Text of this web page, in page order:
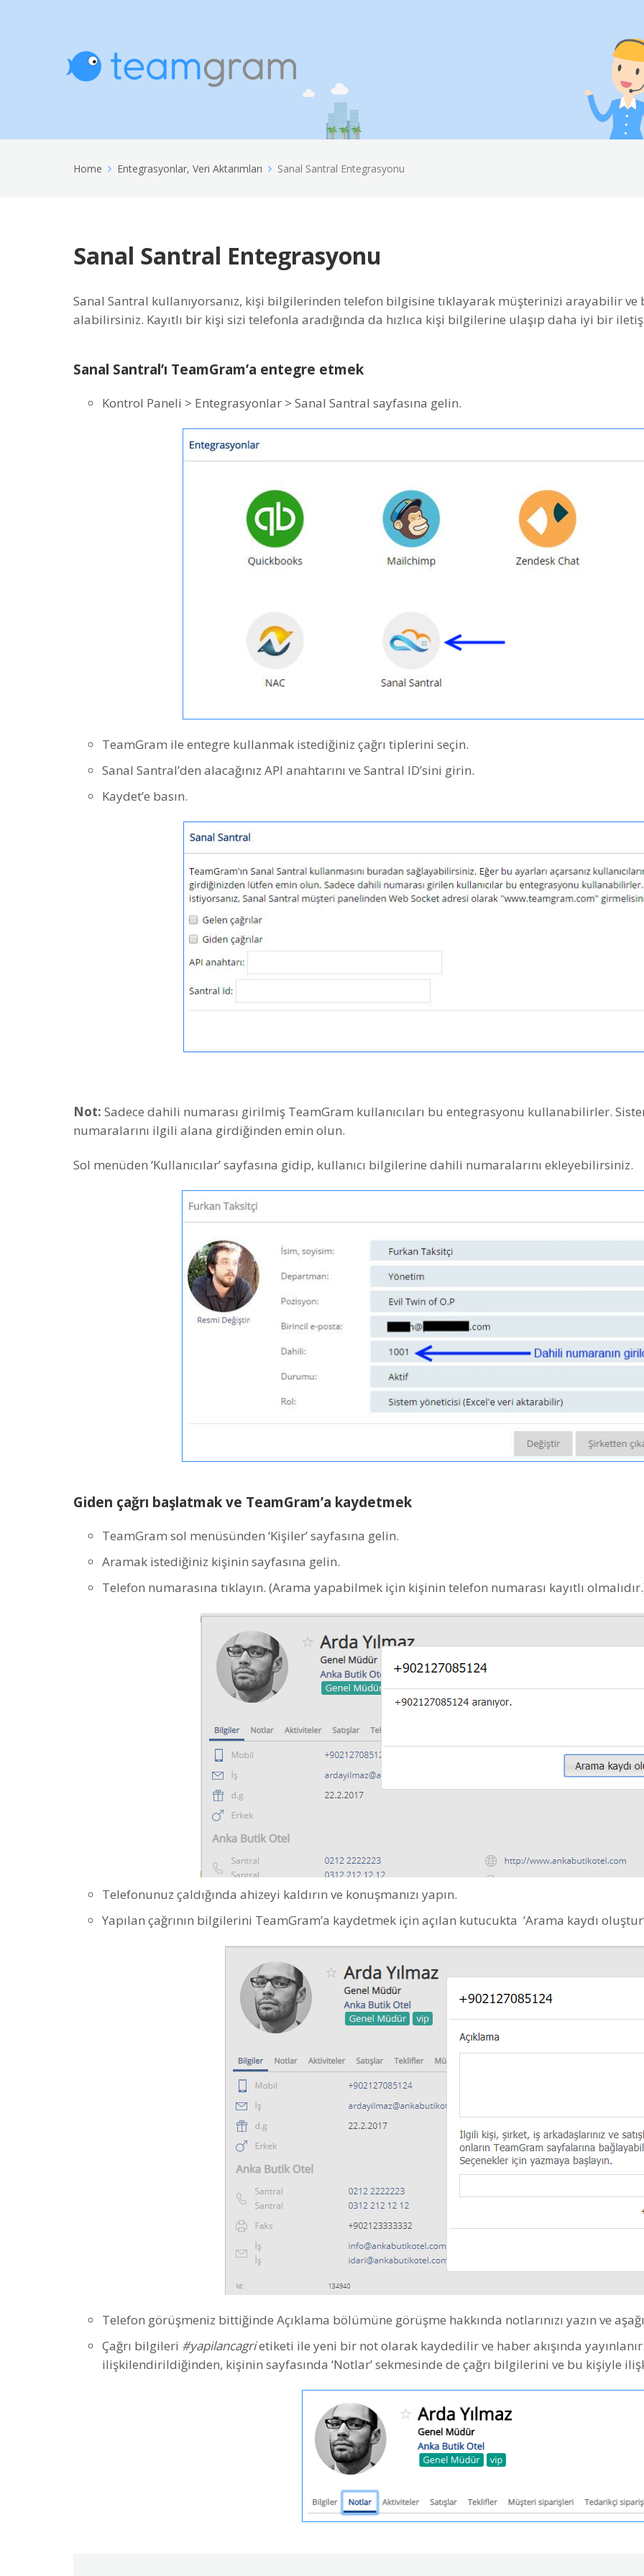
Home Entegrasyonlar, Veri Aktarımları Sanal Santral Entegrasyonu
Sanal Santral Entegrasyonu
Sanal Santral kullanıyorsanız, kişi bilgilerinden telefon bilgisine tıklayarak müşterinizi arayabilir
alabilirsiniz. Kayıtlı bir kişi sizi telefonla aradığında da hızlıca kişi bilgilerine ulaşıp daha iyi bir
Sanal Santral’ı TeamGram’a entegre etmek
Kontrol Paneli > Entegrasyonlar > Sanal Santral sayfasına gelin.
TeamGram ile entegre kullanmak istediğiniz çağrı tiplerini seçin.
Sanal Santral’den alacağınız API anahtarını ve Santral ID’sini girin.
Kaydet’e basın.
Not: Sadece dahili numarası girilmiş TeamGram kullanıcıları bu entegrasyonu kullanabilirler.
numaralarını ilgili alana girdiğinden emin olun.
Sol menüden ‘Kullanıcılar’ sayfasına gidip, kullanıcı bilgilerine dahili numaralarını ekleyebilirsiniz.
Giden çağrı başlatmak ve TeamGram’a kaydetmek
TeamGram sol menüsünden ‘Kişiler’ sayfasına gelin.
Aramak istediğiniz kişinin sayfasına gelin.
Telefon numarasına tıklayın. (Arama yapabilmek için kişinin telefon numarası kayıtlı
Telefonunuz çaldığında ahizeyi kaldırın ve konuşmanızı yapın.
Yapılan çağrının bilgilerini TeamGram’a kaydetmek için açılan kutucukta ‘Arama kaydı
Telefon görüşmeniz bittiğinde Açıklama bölümüne görüşme hakkında notlarınızı yazın ve
Çağrı bilgileri #yapilancagrietiketi ile yeni bir not olarak kaydedilir ve haber akışında
ilişkilendirildiğinden, kişinin sayfasında ‘Notlar’ sekmesinde de çağrı bilgilerini ve bu kişiyle